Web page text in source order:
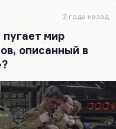
2 года назад
мир
описанный в